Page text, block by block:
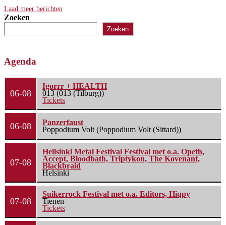
Laad meer berichten
Zoeken
Zoeken
Agenda
06-08
Igorrr + HEALTH
013 (013 (Tilburg))
Tickets
06-08
Panzerfaust
Poppodium Volt (Poppodium Volt (Sittard))
07-08
Hellsinki Metal Festival Festival met o.a. Opeth,
Accept, Bloodbath, Triptykon, The Kovenant,
Blackbraid
Helsinki
07-08
Suikerrock Festival met o.a. Editors, Hiqpy
Tienen
Tickets